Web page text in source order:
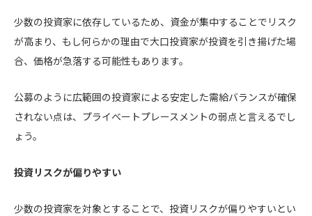
少数の投資家に依存しているため、資金が集中することでリスク
が高まり、もし何らかの理由で大口投資家が投資を引き揚げた場
合、価格が急落する可能性もあります。
公募のように広範囲の投資家による安定した需給バランスが確保
されない点は、プライベートプレースメントの弱点と言えるでし
ょう。
投資リスクが偏りやすい
少数の投資家を対象とすることで、投資リスクが偏りやすいとい